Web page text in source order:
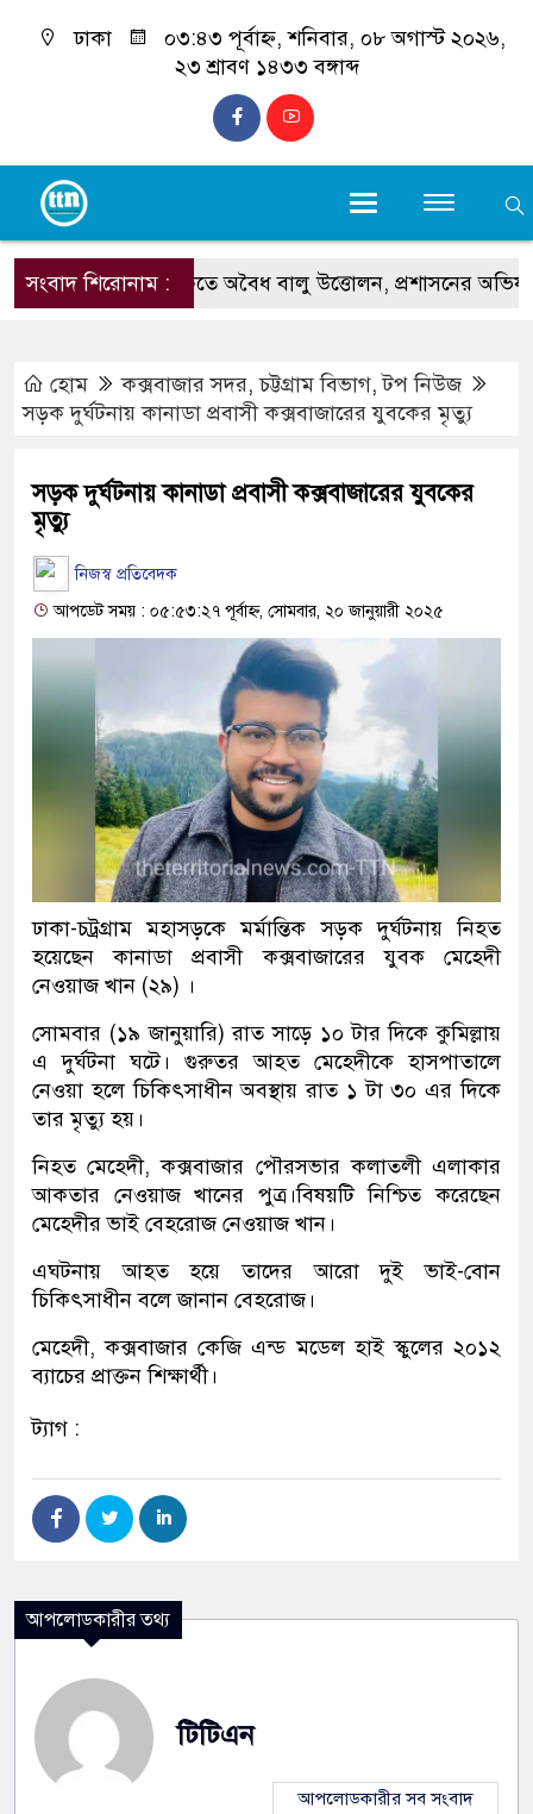
ঢাকা
০৩:৪৩ পূর্বাহ্ন, শনিবার, ০৮ অগাস্ট ২০২৬,
২৩ শ্রাবণ ১৪৩৩ বঙ্গাব্দ
সংবাদ শিরোনাম :
কলাতলী সৈকতে অবৈধ বালু উত্তোলন, প্রশাসনের অভিযান
হোম কক্সবাজার সদর,চট্টগ্রাম বিভাগ,টপ নিউজ
সড়ক দুর্ঘটনায় কানাডা প্রবাসী কক্সবাজারের যুবকের মৃত্যু
সড়ক দুর্ঘটনায় কানাডা প্রবাসী কক্সবাজারের যুবকের
মৃত্যু
নিজস্ব প্রতিবেদক
আপডেট সময় : ০৫:৫৩:২৭ পূর্বাহ্ন, সোমবার, ২০ জানুয়ারী ২০২৫
ঢাকা-চট্রগ্রাম মহাসড়কে মর্মান্তিক সড়ক দুর্ঘটনায় নিহত
হয়েছেন কানাডা প্রবাসী কক্সবাজারের যুবক মেহেদী
নেওয়াজ খান (২৯) ।
সোমবার (১৯ জানুয়ারি) রাত সাড়ে ১০ টার দিকে কুমিল্লায়
এ দুর্ঘটনা ঘটে। গুরুতর আহত মেহেদীকে হাসপাতালে
নেওয়া হলে চিকিৎসাধীন অবস্থায় রাত ১ টা ৩০ এর দিকে
তার মৃত্যু হয়।
নিহত মেহেদী, কক্সবাজার পৌরসভার কলাতলী এলাকার
আকতার নেওয়াজ খানের পুত্র।বিষয়টি নিশ্চিত করেছেন
মেহেদীর ভাই বেহরোজ নেওয়াজ খান।
এঘটনায় আহত হয়ে তাদের আরো দুই ভাই-বোন
চিকিৎসাধীন বলে জানান বেহরোজ।
মেহেদী, কক্সবাজার কেজি এন্ড মডেল হাই স্কুলের ২০১২
ব্যাচের প্রাক্তন শিক্ষার্থী।
ট্যাগ :
আপলোডকারীর তথ্য
টিটিএন
আপলোডকারীর সব সংবাদ